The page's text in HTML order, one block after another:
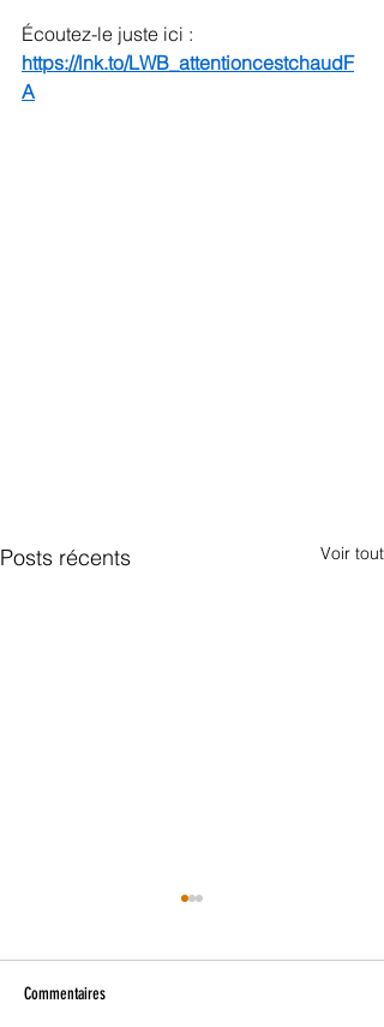
Écoutez-le juste ici :
https://lnk.to/LWB_attentioncestchaudF
A
Posts récents Voir tout
Commentaires